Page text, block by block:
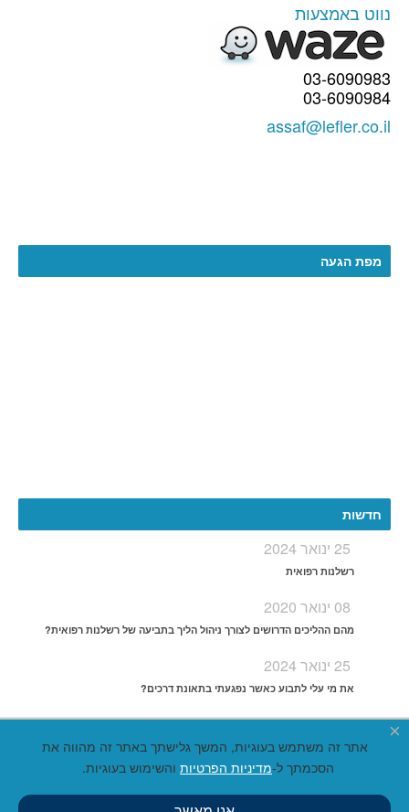
נווט באמצעות
03-6090983
03-6090984
assaf@lefler.co.il
מפת הגעה
חדשות
25 ינואר 2024
רשלנות רפואית
08 ינואר 2020
מהם ההליכים הדרושים לצורך ניהול הליך בתביעה של רשלנות רפואית?
25 ינואר 2024
את מי עלי לתבוע כאשר נפגעתי בתאונת דרכים?
×
אתר זה משתמש בעוגיות, המשך גלישתך באתר זה מהווה את
הסכמתך ל-מדיניות הפרטיות והשימוש בעוגיות.